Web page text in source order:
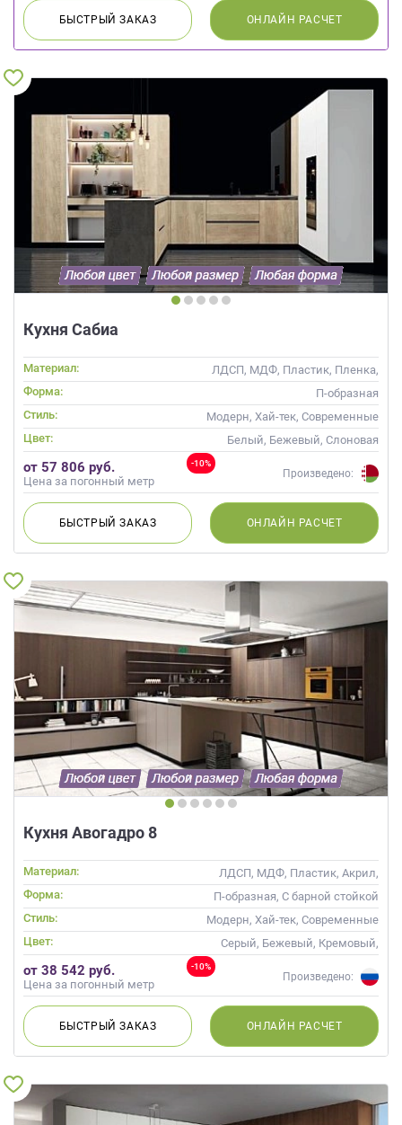
БЫСТРЫЙЗАКАЗ ОНЛАЙН РАСЧЕТ
Кухня Сабиа
Материал:
ЛДСП, МДФ, Пластик, Пленка,
Alvic / УФ лак, Эмаль
Форма:
П-образная
Стиль:
Модерн, Хай-тек, Современные
Цвет:
Белый, Бежевый, Слоновая
кость, Кремовый, Коричневый
-10%
от 57 806 руб.
Цена за погонный метр
Произведено:
БЫСТРЫЙЗАКАЗ ОНЛАЙН РАСЧЕТ
Кухня Авогадро 8
Материал:
ЛДСП, МДФ, Пластик, Акрил,
Пленка, Alvic / УФ лак, Эмаль,
Шпон
Форма:
П-образная, С барной стойкой
Стиль:
Модерн, Хай-тек, Современные
Цвет:
Серый, Бежевый, Кремовый,
Коричневый, Капучино
-10%
от 38 542 руб.
Цена за погонный метр
Произведено:
БЫСТРЫЙЗАКАЗ ОНЛАЙН РАСЧЕТ